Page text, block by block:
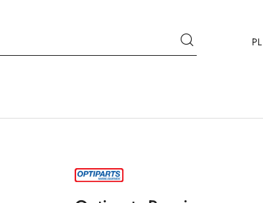
PL
NAZWA
PRODUCENTA: